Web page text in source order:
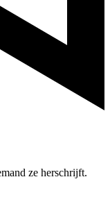
ze herschrijft.